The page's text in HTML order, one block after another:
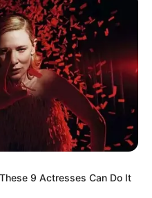
9 Actresses Can Do It